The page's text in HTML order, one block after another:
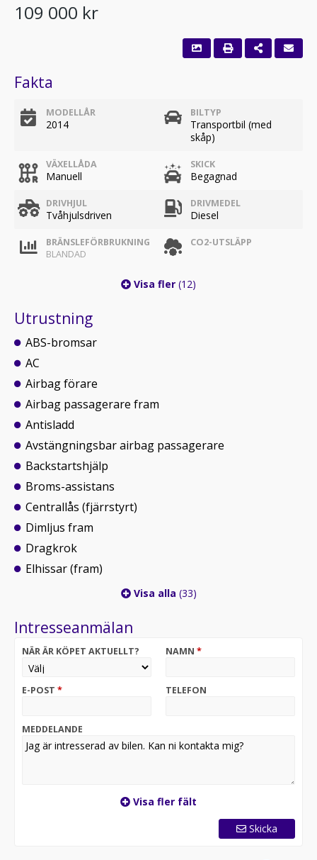
109 000 kr
Fakta
MODELLÅR
2014
BILTYP
Transportbil (med
skåp)
VÄXELLÅDA
Manuell
SKICK
Begagnad
DRIVHJUL
Tvåhjulsdriven
DRIVMEDEL
Diesel
BRÄNSLEFÖRBRUKNING
BLANDAD
CO2-UTSLÄPP
Visa fler (12)
Utrustning
ABS-bromsar
AC
Airbag förare
Airbag passagerare fram
Antisladd
Avstängningsbar airbag passagerare
Backstartshjälp
Broms-assistans
Centrallås (fjärrstyrt)
Dimljus fram
Dragkrok
Elhissar (fram)
Visa alla (33)
Intresseanmälan
NÄR ÄR KÖPET AKTUELLT? NAMN *
E-POST * TELEFON
MEDDELANDE
Visa fler fält
Skicka